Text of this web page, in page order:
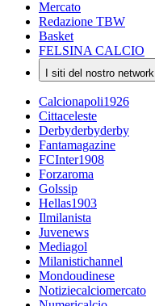
Mercato
Redazione TBW
Basket
FELSINA CALCIO
I siti del nostro network
Calcionapoli1926
Cittaceleste
Derbyderbyderby
Fantamagazine
FCInter1908
Forzaroma
Golssip
Hellas1903
Ilmilanista
Juvenews
Mediagol
Milanistichannel
Mondoudinese
Notiziecalciomercato